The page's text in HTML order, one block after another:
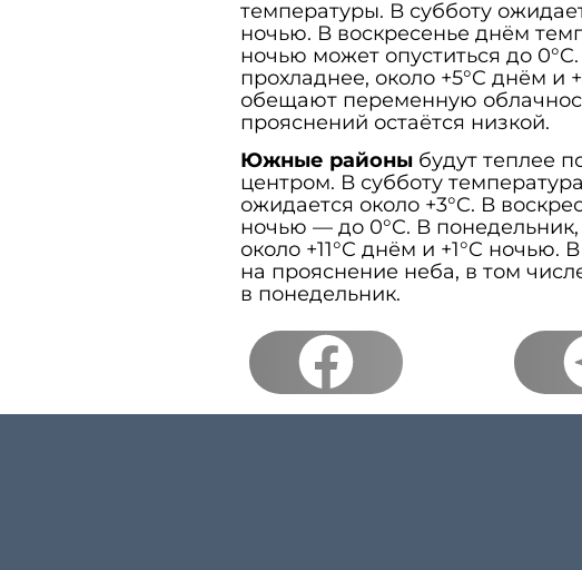
температуры. В субботу
ночью. В воскресенье днём
ночью может опуститься до
прохладнее, около +5°C днём и
обещают переменную
прояснений остаётся низкой.
Южные районыбудут теплее
центром. В субботу
ожидается около +3°C. В
ночью — до 0°C. В понедельник,
около +11°C днём и +1°C
на прояснение неба, в том
в понедельник.